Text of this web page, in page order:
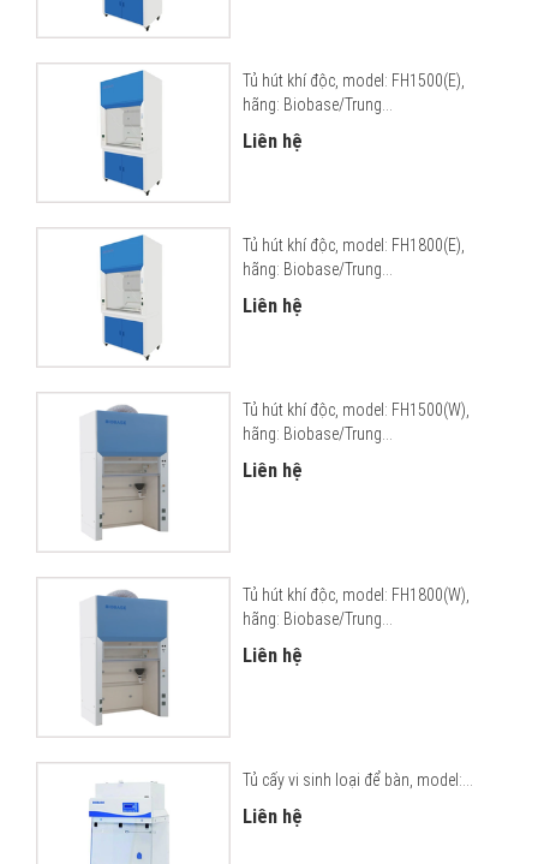
Tủ hút khí độc, model: FH1500(E),
hãng: Biobase/Trung...
Liên hệ
Tủ hút khí độc, model: FH1800(E),
hãng: Biobase/Trung...
Liên hệ
Tủ hút khí độc, model: FH1500(W),
hãng: Biobase/Trung...
Liên hệ
Tủ hút khí độc, model: FH1800(W),
hãng: Biobase/Trung...
Liên hệ
Tủ cấy vi sinh loại để bàn, model:...
Liên hệ